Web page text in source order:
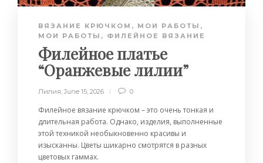
ВЯЗАНИЕ КРЮЧКОМ , МОИ РАБОТЫ ,
МОИ РАБОТЫ , ФИЛЕЙНОЕ ВЯЗАНИЕ
Филейное платье
“Оранжевые лилии”
Лилия, June 15, 2026 0
Филейное вязание крючком – это очень тонкая и
длительная работа. Однако, изделия, выполненные
этой техникой необыкновенно красивы и
изысканны. Цветы шикарно смотрятся в разных
цветовых гаммах.